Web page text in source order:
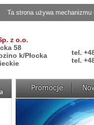
Ta strona używa
z o.o.
58
k/Płocka
tel.
tel.